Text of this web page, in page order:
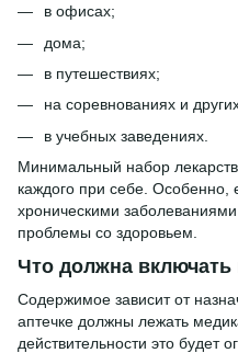
в офисах;
дома;
в путешествиях;
на соревнованиях и
в учебных заведениях.
Минимальный набор
каждого при себе. Особенно,
хроническими
проблемы со здоровьем.
Что должна включать
Содержимое зависит от
аптечке должны лежать
действительности это будет